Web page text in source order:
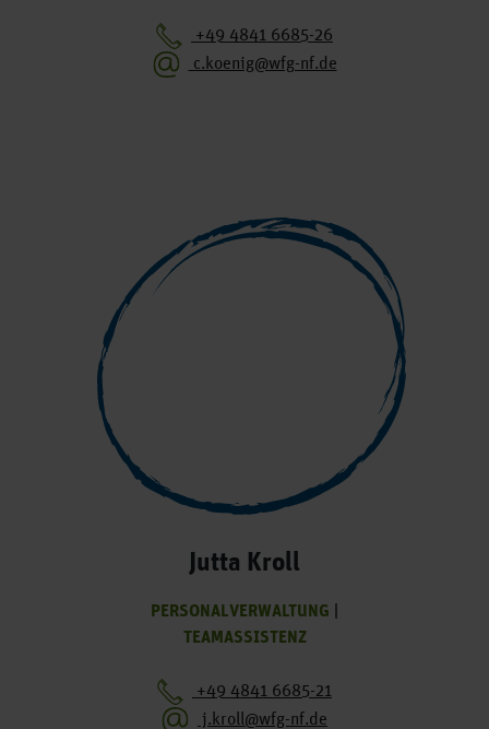
+49 4841 6685-26
c.koenig@wfg-nf.de
Jutta Kroll
PERSONALVERWALTUNG |
TEAMASSISTENZ
+49 4841 6685-21
j.kroll@wfg-nf.de